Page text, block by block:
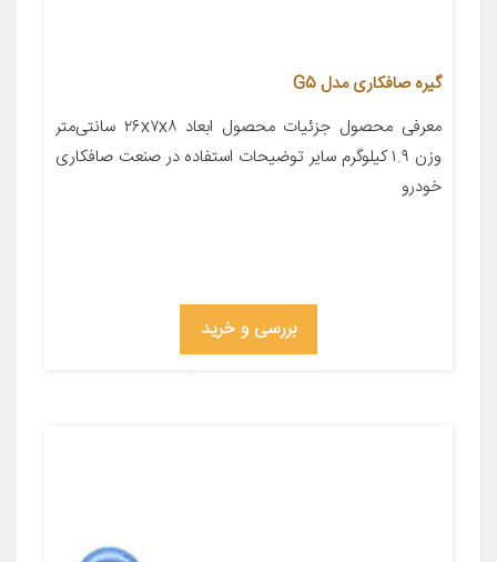
گیره صافکاری مدل G5
معرفی محصول جزئیات محصول ابعاد ۲۶x۷x۸ سانتی‌متر
وزن ۱.۹ کیلوگرم سایر توضیحات استفاده در صنعت صافکاری
خودرو
بررسی و خرید